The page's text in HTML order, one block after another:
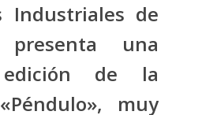
Industriales de
presenta una
de la
muy